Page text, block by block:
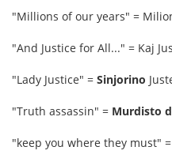
"Millions of our years" =
"And Justice for All..." = Kaj
"Lady Justice" = Sinjorino
"Truth assassin" = Murdisto
"keep you where they must" =